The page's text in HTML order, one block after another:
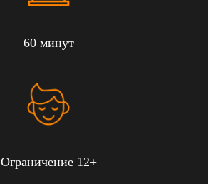
60 минут
Ограничение 12+